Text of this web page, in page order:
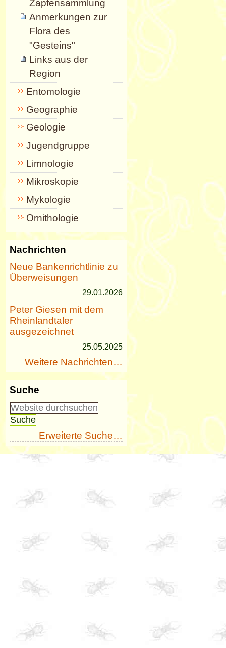
Zapfensammlung
Anmerkungen zur
Flora des
"Gesteins"
Links aus der
Region
Entomologie
Geographie
Geologie
Jugendgruppe
Limnologie
Mikroskopie
Mykologie
Ornithologie
Nachrichten
Neue Bankenrichtlinie zu
Überweisungen
29.01.2026
Peter Giesen mit dem
Rheinlandtaler
ausgezeichnet
25.05.2025
Weitere Nachrichten…
Suche
Erweiterte Suche…